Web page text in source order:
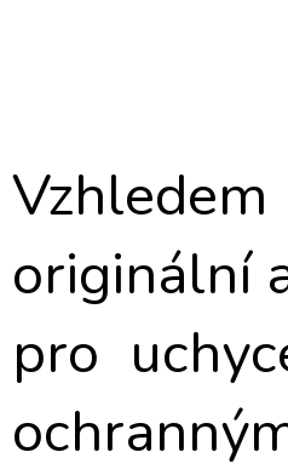
originální
pro